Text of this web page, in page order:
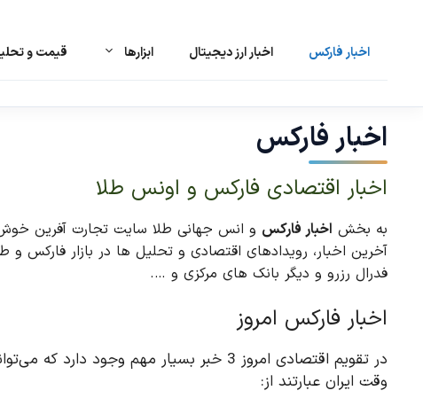
اخبار فارکس اخبار ارز دیجیتال ابزارها قیمت و
اخبار فارکس
اخبار اقتصادی فارکس و اونس طلا
به بخش اخبار فارکس و انس جهانی طلا سایت تجارت آفرین خوش
فدرال رزرو و دیگر بانک های مرکزی و ….
اخبار فارکس امروز
در تقویم اقتصادی امروز 3 خبر بسیار مهم
وقت ایران عبارتند از: